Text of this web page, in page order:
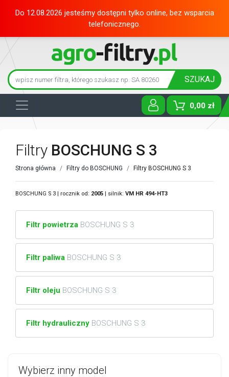
Do 12.08.2026 jesteśmy dostępni tylko online, bez wsparcia
telefonicznego.
SZUKAJ
0,00 zł
Toggle
Wybierz inny model
Filtry BOSCHUNG S 3
Strona główna Filtry do BOSCHUNG Filtry BOSCHUNG S 3
BOSCHUNG S 3 | rocznik od: 2005 | silnik: VM HR 494-HT3
Filtr powietrza BOSCHUNG S 3
Filtr paliwa BOSCHUNG S 3
Filtr oleju BOSCHUNG S 3
Filtr hydrauliczny BOSCHUNG S 3